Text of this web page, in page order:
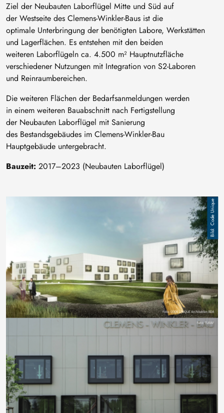
Ziel der Neubauten Laborflügel Mitte und Süd auf
der Westseite des Clemens-Winkler-Baus ist die
optimale Unterbringung der benötigten Labore, Werkstätten
und Lagerflächen. Es entstehen mit den beiden
weiteren Laborflügeln ca. 4.500 m² Hauptnutzfläche
verschiedener Nutzungen mit Integration von S2-Laboren
und Reinraumbereichen.
Die weiteren Flächen der Bedarfsanmeldungen werden
in einem weiteren Bauabschnitt nach Fertigstellung
der Neubauten Laborflügel mit Sanierung
des Bestandsgebäudes im Clemens-Winkler-Bau
Hauptgebäude untergebracht.
Bauzeit: 2017–2023 (Neubauten Laborflügel)
Code Unique